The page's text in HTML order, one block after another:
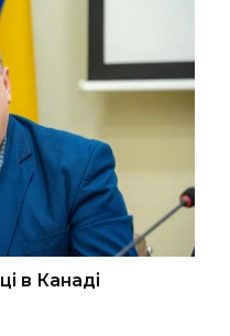
в Канаді